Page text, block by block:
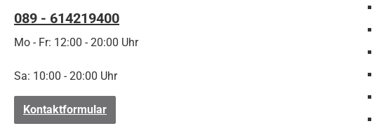
089 - 614219400
Mo - Fr: 12:00 - 20:00 Uhr
Sa: 10:00 - 20:00 Uhr
Kontaktformular